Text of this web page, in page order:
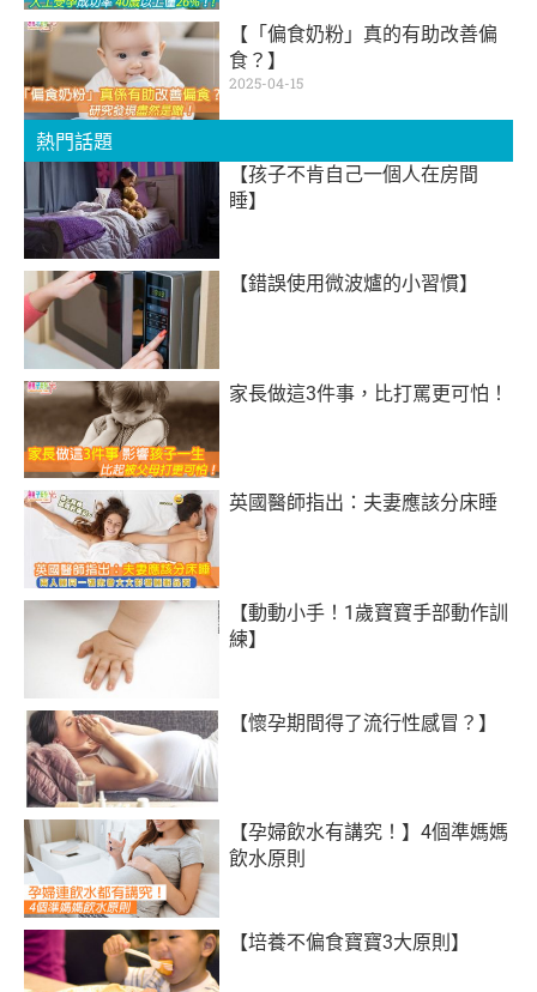
【「偏食奶粉」真的有助改善偏
食？】
2025-04-15
熱門話題
【孩子不肯自己一個人在房間
睡】
【錯誤使用微波爐的小習慣】
家長做這3件事，比打罵更可怕！
英國醫師指出：夫妻應該分床睡
【動動小手！1歲寶寶手部動作訓
練】
【懷孕期間得了流行性感冒？】
【孕婦飲水有講究！】4個準媽媽
飲水原則
【培養不偏食寶寶3大原則】